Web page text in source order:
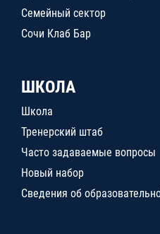
Семейный сектор
Сочи Клаб Бар
ШКОЛА
Школа
Тренерский штаб
Часто задаваемые вопросы
Новый набор
Сведения об